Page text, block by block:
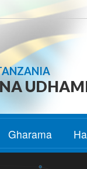
Gharama